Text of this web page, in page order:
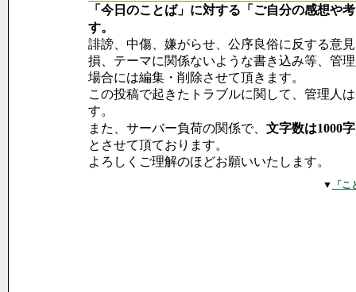
「今日のことば」に対する「ご自分の感想や
す。
誹謗、中傷、嫌がらせ、公序良俗に反する意
損、テーマに関係ないような書き込み等、管
場合には編集・削除させて頂きます。
この投稿で起きたトラブルに関して、管理人
す。
また、サーバー負荷の関係で、 文字数は1000
とさせて頂ております。
よろしくご理解のほどお願いいたします。
▼ 「